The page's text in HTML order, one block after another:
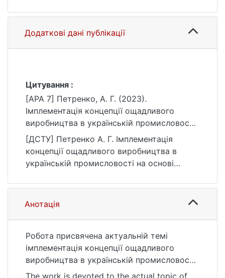
Додаткові дані публікації
Цитування :
[APA 7] Петренко, А. Г. (2023).
Імплементація концепції ощадливого
виробництва в українській промисловості
на основі світового досвіду (на матеріалах
конкретного підприємства) [Магістерська
робота, Київський національний
університет імені Тараса Шевченка].
eKNUTSHIR.
20
[ДСТУ] Петренко А. Г. Імплементація
концепції ощадливого виробництва в
українській промисловості на основі
конкретного підприємства) :
кваліфікаційна робота магістра : 05
Соціальні та поведінкові науки. Київ, 2023.
https://ir.library.knu.ua/handle/123456789/66
20 (дата звернення: 25.07.2026).
Анотація
Робота присвячена актуальній темі
імплементація концепції ощадливого
виробництва в українській промисловості
на основі світового досвіду. На основі
The work is devoted to the actual topic of